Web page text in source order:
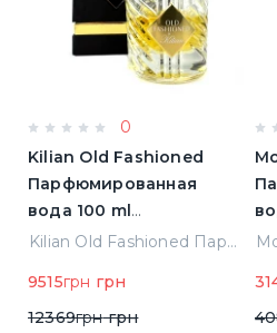
0
Kilian Old Fashioned
Парфюмированная
вода 100 ml
(3700550240723)
Kilian Old Fashioned Парфюмированная вода 100 ml (3700550240723)
9515грн грн
12369грнгрн